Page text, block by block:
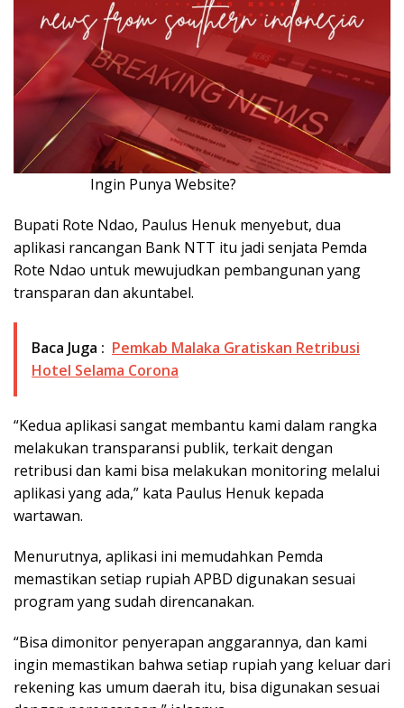
Ingin Punya Website?
Bupati Rote Ndao, Paulus Henuk menyebut, dua
aplikasi rancangan Bank NTT itu jadi senjata Pemda
Rote Ndao untuk mewujudkan pembangunan yang
transparan dan akuntabel.
Baca Juga : Pemkab Malaka Gratiskan Retribusi
Hotel Selama Corona
“Kedua aplikasi sangat membantu kami dalam rangka
melakukan transparansi publik, terkait dengan
retribusi dan kami bisa melakukan monitoring melalui
aplikasi yang ada,” kata Paulus Henuk kepada
wartawan.
Menurutnya, aplikasi ini memudahkan Pemda
memastikan setiap rupiah APBD digunakan sesuai
program yang sudah direncanakan.
“Bisa dimonitor penyerapan anggarannya, dan kami
ingin memastikan bahwa setiap rupiah yang keluar dari
rekening kas umum daerah itu, bisa digunakan sesuai